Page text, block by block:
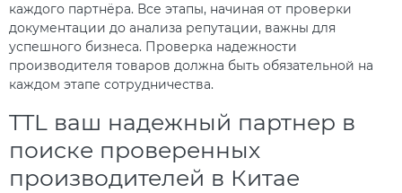
каждого партнёра. Все этапы, начиная от проверки
документации до анализа репутации, важны для
успешного бизнеса. Проверка надежности
производителя товаров должна быть обязательной на
каждом этапе сотрудничества.
TTL ваш надежный партнер в
поиске проверенных
производителей в Китае